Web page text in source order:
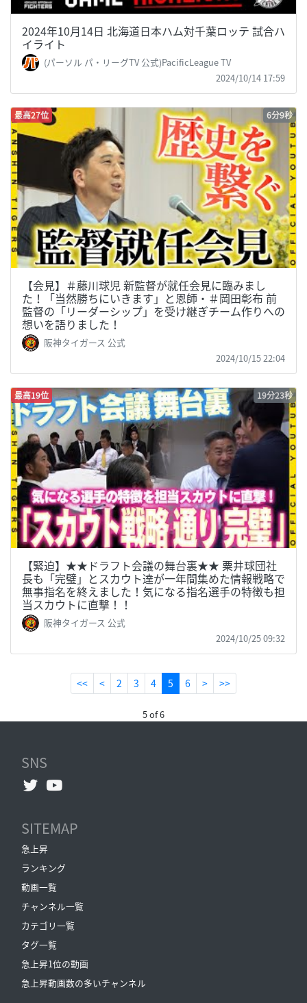
2024年10月14日 北海道日本ハム対千葉ロッテ 試合ハ
イライト
(パーソル パ・リーグTV 公式)PacificLeague TV
2024/10/14 17:59
最高27位 6分9秒
【会見】＃藤川球児 新監督が就任会見に臨みまし
た！「当然勝ちにいきます」と恩師・＃岡田彰布 前
監督の「リーダーシップ」を受け継ぎチーム作りへの
想いを語りました！
阪神タイガース 公式
2024/10/15 22:04
最高19位 19分23秒
【緊迫】★★ドラフト会議の舞台裏★★ 粟井球団社
長も「完璧」とスカウト達が一年間集めた情報戦略で
無事指名を終えました！気になる指名選手の特徴も担
当スカウトに直撃！！
阪神タイガース 公式
2024/10/25 09:32
<< < 2 3 4 5 (current)
6 > >>
5 of 6
SNS
SITEMAP
急上昇
ランキング
動画一覧
チャンネル一覧
カテゴリ一覧
タグ一覧
急上昇1位の動画
急上昇動画数の多いチャンネル